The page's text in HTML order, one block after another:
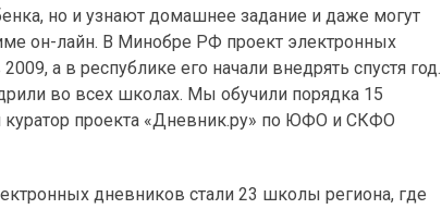
но и узнают домашнее задание и даже могут
он-лайн. В Минобре РФ проект электронных
а в республике его начали внедрять спустя год.
во всех школах. Мы обучили порядка 15
куратор проекта «Дневник.ру» по ЮФО и СКФО
дневников стали 23 школы региона, где